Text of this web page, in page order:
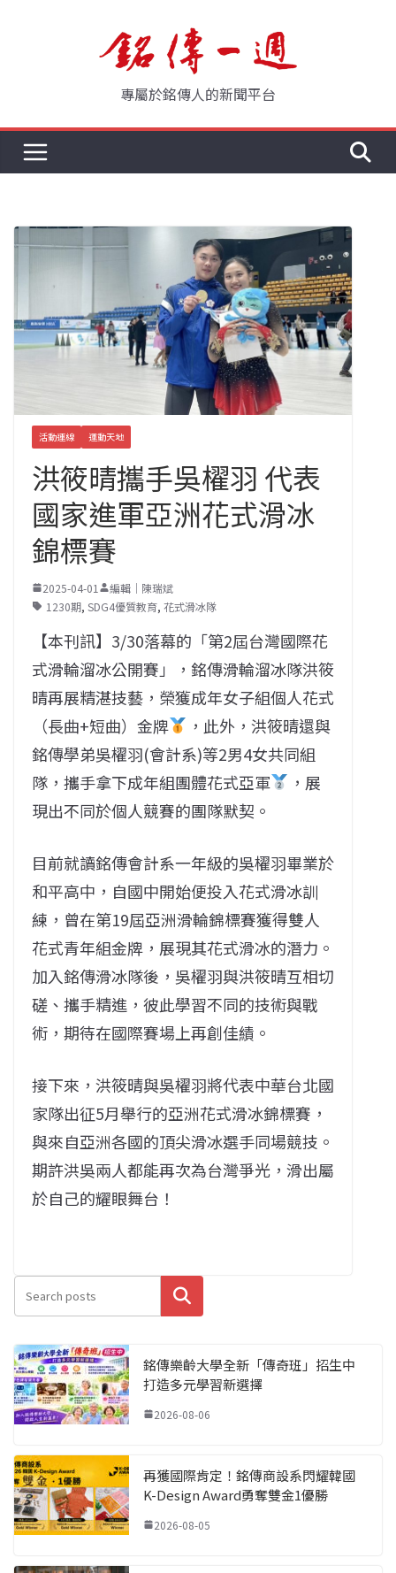
專屬於銘傳人的新聞平台
活動連線 運動天地
洪筱晴攜手吳櫂羽 代表
國家進軍亞洲花式滑冰
錦標賽
2025-04-01
編輯｜陳瑞斌
1230期, SDG4優質教育, 花式滑冰隊
【本刊訊】3/30落幕的「第2屆台灣國際花
式滑輪溜冰公開賽」，銘傳滑輪溜冰隊洪筱
晴再展精湛技藝，榮獲成年女子組個人花式
（長曲+短曲）金牌
，此外，洪筱晴還與
銘傳學弟吳櫂羽(會計系)等2男4女共同組
隊，攜手拿下成年組團體花式亞軍
，展
現出不同於個人競賽的團隊默契。
目前就讀銘傳會計系一年級的吳櫂羽畢業於
和平高中，自國中開始便投入花式滑冰訓
練，曾在第19屆亞洲滑輪錦標賽獲得雙人
花式青年組金牌，展現其花式滑冰的潛力。
加入銘傳滑冰隊後，吳櫂羽與洪筱晴互相切
磋、攜手精進，彼此學習不同的技術與戰
術，期待在國際賽場上再創佳績。
接下來，洪筱晴與吳櫂羽將代表中華台北國
家隊出征5月舉行的亞洲花式滑冰錦標賽，
與來自亞洲各國的頂尖滑冰選手同場競技。
期許洪吳兩人都能再次為台灣爭光，滑出屬
於自己的耀眼舞台！
搜尋
銘傳樂齡大學全新「傳奇班」招生中
打造多元學習新選擇
2026-08-06
再獲國際肯定！銘傳商設系閃耀韓國
K-Design Award勇奪雙金1優勝
2026-08-05